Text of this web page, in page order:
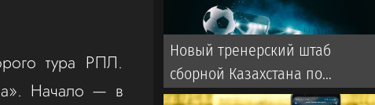
тура РПЛ.
Начало — в
Новый тренерский штаб
сборной Казахстана по
футболу: кто будет помогать